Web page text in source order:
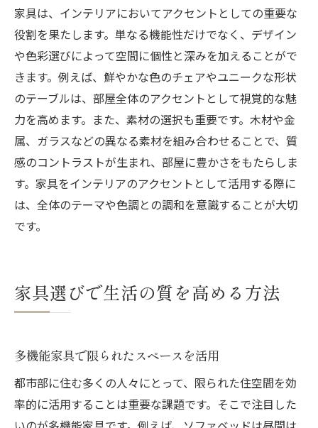
家具は、インテリアにおいてアクセントとしての重要な
役割を果たします。単なる機能性だけでなく、デザイン
や色彩選びによって空間に個性と深みを加えることがで
きます。例えば、鮮やかな色のチェアやユニークな形状
のテーブルは、部屋全体のアクセントとして視覚的な魅
力を高めます。また、素材の選択も重要です。木材や金
属、ガラスなどの異なる素材を組み合わせることで、質
感のコントラストが生まれ、部屋に豊かさをもたらしま
す。家具をインテリアのアクセントとして活用する際に
は、全体のテーマや色調との調和を意識することが大切
です。
家具選びで生活の質を高める方法
多機能家具で限られたスペースを活用
都市部に住む多くの人々にとって、限られた住空間を効
率的に活用することは重要な課題です。そこで注目した